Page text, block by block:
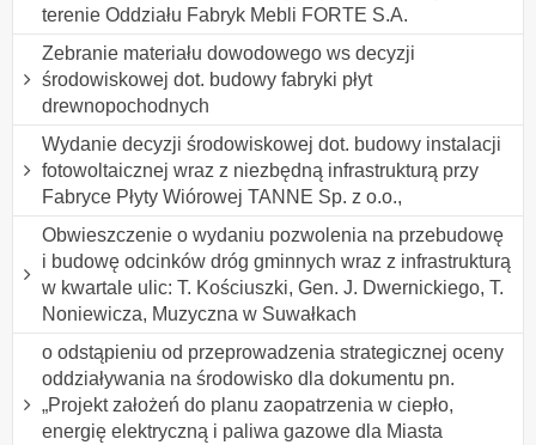
terenie Oddziału Fabryk Mebli FORTE S.A.
Zebranie materiału dowodowego ws decyzji
środowiskowej dot. budowy fabryki płyt
drewnopochodnych
Wydanie decyzji środowiskowej dot. budowy instalacji
fotowoltaicznej wraz z niezbędną infrastrukturą przy
Fabryce Płyty Wiórowej TANNE Sp. z o.o.,
Obwieszczenie o wydaniu pozwolenia na przebudowę
i budowę odcinków dróg gminnych wraz z infrastrukturą
w kwartale ulic: T. Kościuszki, Gen. J. Dwernickiego, T.
Noniewicza, Muzyczna w Suwałkach
o odstąpieniu od przeprowadzenia strategicznej oceny
oddziaływania na środowisko dla dokumentu pn.
„Projekt założeń do planu zaopatrzenia w ciepło,
energię elektryczną i paliwa gazowe dla Miasta